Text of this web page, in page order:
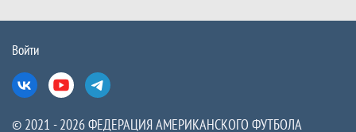
© 2021 - 2026 ФЕДЕРАЦИЯ АМЕРИКАНСКОГО ФУТБОЛА
ВконтактеЮтуб Телеграм
Войти